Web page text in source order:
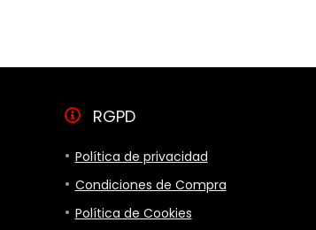
RGPD
Política de privacidad
Condiciones de Compra
Política de Cookies